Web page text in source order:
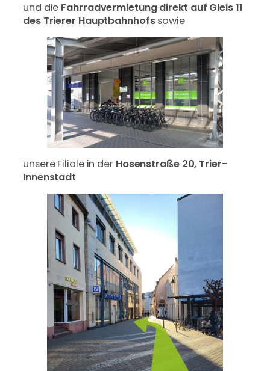
und die Fahrradvermietung direkt auf Gleis 11
des Trierer Hauptbahnhofssowie
unsere Filiale in der Hosenstraße 20, Trier-
Innenstadt